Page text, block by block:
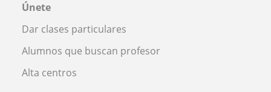
Únete
Dar clases particulares
Alumnos que buscan profesor
Alta centros